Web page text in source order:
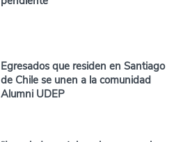
Egresados que residen en Santiago
de Chile se unen a la comunidad
Alumni UDEP